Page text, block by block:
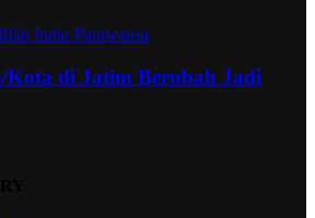
Kota di Jatim Berubah Jadi